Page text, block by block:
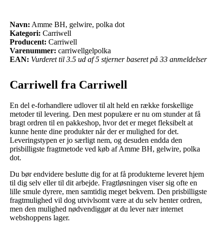
Navn: Amme BH, gelwire, polka dot
Kategori: Carriwell
Producent: Carriwell
Varenummer: carriwellgelpolka
EAN: Vurderet til 3.5 ud af 5 stjerner baseret på 33 anmeldelser
Carriwell fra Carriwell
En del e-forhandlere udlover til alt held en række forskellige
metoder til levering. Den mest populære er nu om stunder at få
bragt ordren til en pakkeshop, hvor det er meget fleksibelt at
kunne hente dine produkter når der er mulighed for det.
Leveringstypen er jo særligt nem, og desuden endda den
prisbilligste fragtmetode ved køb af Amme BH, gelwire, polka
dot.
Du bør endvidere beslutte dig for at få produkterne leveret hjem
til dig selv eller til dit arbejde. Fragtløsningen viser sig ofte en
lille smule dyrere, men samtidig meget bekvem. Den prisbilligste
fragtmulighed vil dog utvivlsomt være at du selv henter ordren,
men den mulighed nødvendiggør at du lever nær internet
webshoppens lager.